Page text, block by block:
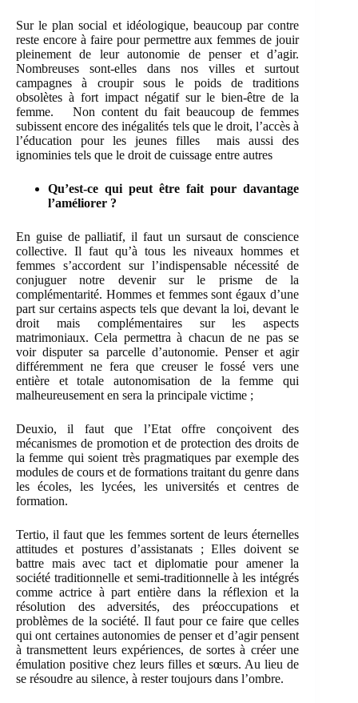
Sur le plan social et idéologique, beaucoup par contre
reste encore à faire pour permettre aux femmes de jouir
pleinement de leur autonomie de penser et d’agir.
Nombreuses sont-elles dans nos villes et surtout
campagnes à croupir sous le poids de traditions
obsolètes à fort impact négatif sur le bien-être de la
femme. Non content du fait beaucoup de femmes
subissent encore des inégalités tels que le droit, l’accès à
l’éducation pour les jeunes filles mais aussi des
ignominies tels que le droit de cuissage entre autres
Qu’est-ce qui peut être fait pour davantage
l’améliorer ?
En guise de palliatif, il faut un sursaut de conscience
collective. Il faut qu’à tous les niveaux hommes et
femmes s’accordent sur l’indispensable nécessité de
conjuguer notre devenir sur le prisme de la
complémentarité. Hommes et femmes sont égaux d’une
part sur certains aspects tels que devant la loi, devant le
droit mais complémentaires sur les aspects
matrimoniaux. Cela permettra à chacun de ne pas se
voir disputer sa parcelle d’autonomie. Penser et agir
différemment ne fera que creuser le fossé vers une
entière et totale autonomisation de la femme qui
malheureusement en sera la principale victime ;
Deuxio, il faut que l’Etat offre conçoivent des
mécanismes de promotion et de protection des droits de
la femme qui soient très pragmatiques par exemple des
modules de cours et de formations traitant du genre dans
les écoles, les lycées, les universités et centres de
formation.
Tertio, il faut que les femmes sortent de leurs éternelles
attitudes et postures d’assistanats ; Elles doivent se
battre mais avec tact et diplomatie pour amener la
société traditionnelle et semi-traditionnelle à les intégrés
comme actrice à part entière dans la réflexion et la
résolution des adversités, des préoccupations et
problèmes de la société. Il faut pour ce faire que celles
qui ont certaines autonomies de penser et d’agir pensent
à transmettent leurs expériences, de sortes à créer une
émulation positive chez leurs filles et sœurs. Au lieu de
se résoudre au silence, à rester toujours dans l’ombre.